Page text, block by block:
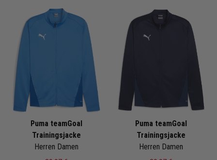
Puma teamGoal
Trainingsjacke
Herren Damen
Puma teamGoal
Trainingsjacke
Herren Damen